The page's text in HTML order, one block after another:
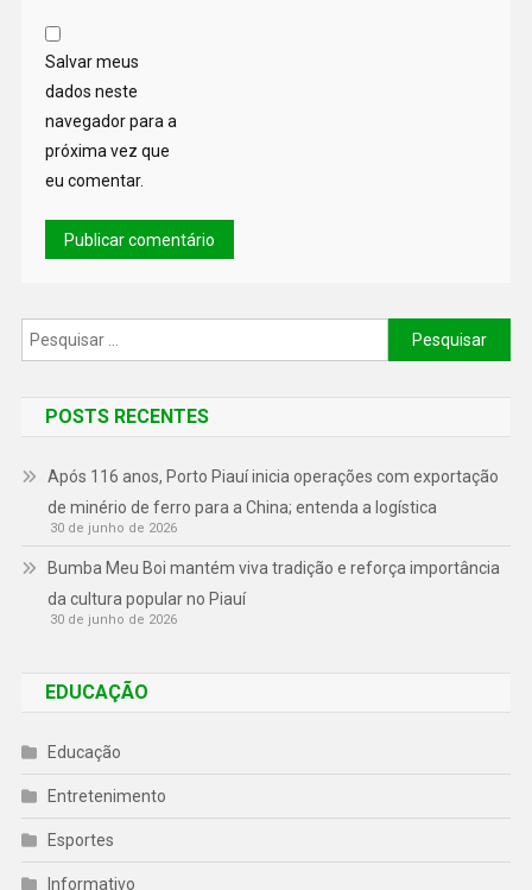
Salvar meus
dados neste
navegador para a
próxima vez que
eu comentar.
POSTS RECENTES
Após 116 anos, Porto Piauí inicia operações com exportação
de minério de ferro para a China; entenda a logística
30 de junho de 2026
Bumba Meu Boi mantém viva tradição e reforça importância
da cultura popular no Piauí
30 de junho de 2026
EDUCAÇÃO
Educação
Entretenimento
Esportes
Informativo